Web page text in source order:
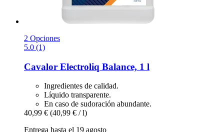
2 Opciones
5.0 (1)
Cavalor Electroliq Balance, 1 l
Ingredientes de calidad.
Líquido transparente.
En caso de sudoración abundante.
40,99 € (40,99 € / l)
Entrega hasta el 19 agosto